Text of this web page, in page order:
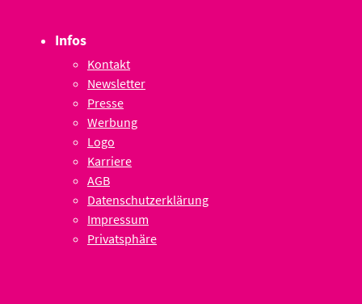
Infos
Kontakt
Newsletter
Presse
Werbung
Logo
Karriere
AGB
Datenschutzerklärung
Impressum
Privatsphäre